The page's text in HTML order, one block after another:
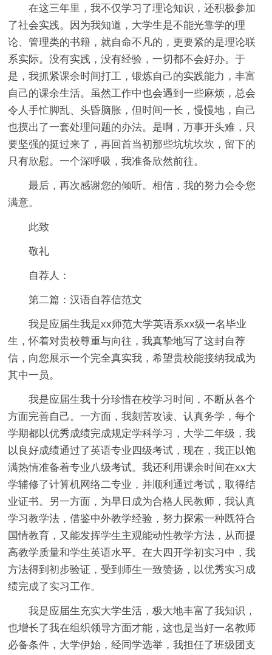
在这三年里，我不仅学习了理论知识，还积极参加
了社会实践。因为我知道，大学生是不能光靠学的理
论、管理类的书籍，就自命不凡的，更要紧的是理论联
系实际。没有实践，没有经验，一切都不会好办。于
是，我抓紧课余时间打工，锻炼自己的实践能力，丰富
自己的课余生活。虽然工作中也会遇到一些麻烦，总会
令人手忙脚乱、头昏脑胀，但时间一长，慢慢地，自己
也摸出了一套处理问题的办法。是啊，万事开头难，只
要坚强的挺过来了，再回首当初那些坑坑坎坎，留下的
只有欣慰。一个深呼吸，我准备欣然前往。
最后，再次感谢您的倾听。相信，我的努力会令您
满意。
此致
敬礼
自荐人：
第二篇：汉语自荐信范文
我是应届生我是xx师范大学英语系xx级一名毕业
生，怀着对贵校尊重与向往，我真挚地写了这封自荐
信，向您展示一个完全真实我，希望贵校能接纳我成为
其中一员。
我是应届生我十分珍惜在校学习时间，不断从各个
方面完善自己。一方面，我刻苦攻读、认真务学，每个
学期都以优秀成绩完成规定学科学习，大学二年级，我
以良好成绩通过了英语专业四级考试，现在，我正以饱
满热情准备着专业八级考试。我还利用课余时间在xx大
学辅修了计算机网络二专业，并顺利通过考试，取得结
业证书。另一方面，为早日成为合格人民教师，我认真
学习教学法，借鉴中外教学经验，努力探索一种既符合
国情教育，又能发挥学生主观能动性教学方法，从而提
高教学质量和学生英语水平。在大四开学初实习中，我
方法得到初步验证，受到师生一致赞扬，以优秀实习成
绩完成了实习工作。
我是应届生充实大学生活，极大地丰富了我知识，
也增长了我在组织领导方面才能，这也是当好一名教师
必备条件，大学伊始，经同学选举，我担任了班级团支